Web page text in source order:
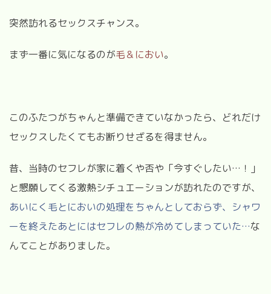
突然訪れるセックスチャンス。
まず一番に気になるのが毛＆におい。
このふたつがちゃんと準備できていなかったら、どれだけ
セックスしたくてもお断りせざるを得ません。
昔、当時のセフレが家に着くや否や「今すぐしたい… ！」
と懇願してくる激熱シチュエーションが訪れたのですが、
あいにく毛とにおいの処理をちゃんとしておらず、シャワ
ーを終えたあとにはセフレの熱が冷めてしまっていた…な
んてことがありました。